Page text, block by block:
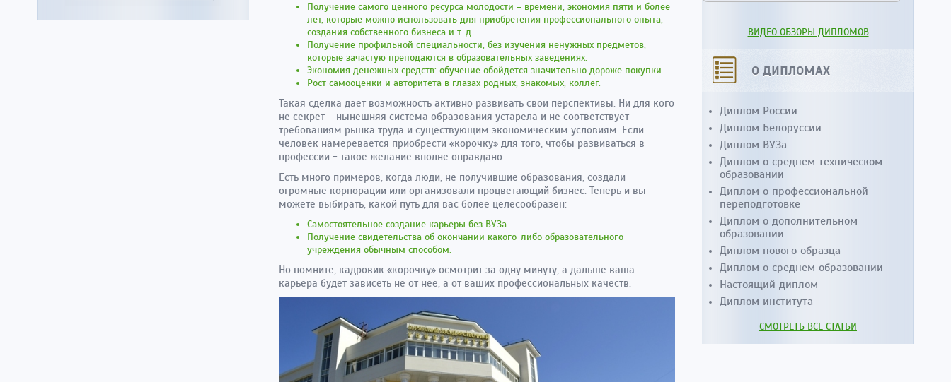
Получение самого ценного ресурса молодости – времени, экономия пяти и более
лет, которые можно использовать для приобретения профессионального опыта,
создания собственного бизнеса и т. д.
Получение профильной специальности, без изучения ненужных предметов,
которые зачастую преподаются в образовательных заведениях.
Экономия денежных средств: обучение обойдется значительно дороже покупки.
Рост самооценки и авторитета в глазах родных, знакомых, коллег.
Такая сделка дает возможность активно развивать свои перспективы. Ни для кого
не секрет – нынешняя система образования устарела и не соответствует
требованиям рынка труда и существующим экономическим условиям. Если
человек намеревается приобрести «корочку» для того, чтобы развиваться в
профессии - такое желание вполне оправдано.
Есть много примеров, когда люди, не получившие образования, создали
огромные корпорации или организовали процветающий бизнес. Теперь и вы
можете выбирать, какой путь для вас более целесообразен:
Самостоятельное создание карьеры без ВУЗа.
Получение свидетельства об окончании какого-либо образовательного
учреждения обычным способом.
Но помните, кадровик «корочку» осмотрит за одну минуту, а дальше ваша
карьера будет зависеть не от нее, а от ваших профессиональных качеств.
ВИДЕО ОБЗОРЫ ДИПЛОМОВ
О ДИПЛОМАХ
Диплом России
Диплом Белоруссии
Диплом ВУЗа
Диплом о среднем техническом
образовании
Диплом о профессиональной
переподготовке
Диплом о дополнительном
образовании
Диплом нового образца
Диплом о среднем образовании
Настоящий диплом
Диплом института
СМОТРЕТЬ ВСЕ СТАТЬИ